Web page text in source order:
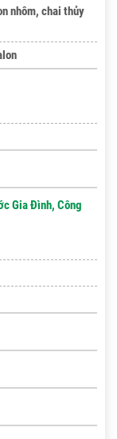
nhôm, chai thủy
Gia Đình, Công